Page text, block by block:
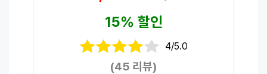
15% 할인
4/5.0
(45 리뷰)